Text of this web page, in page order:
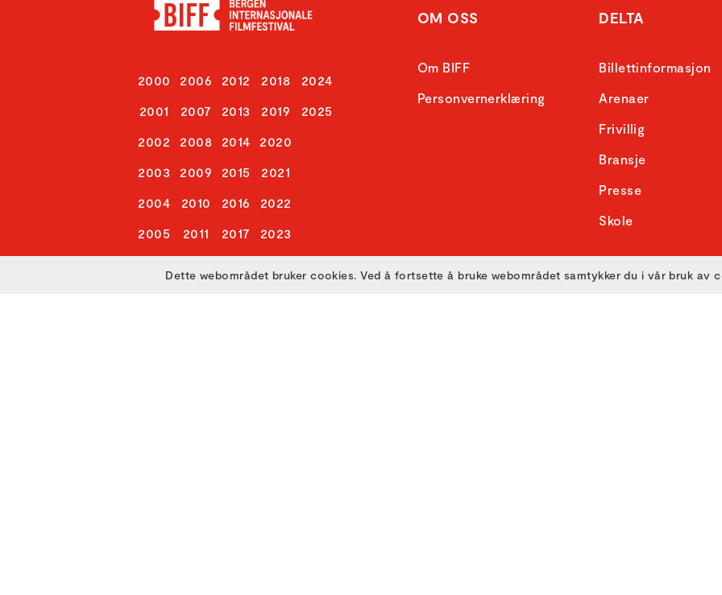
2000
2001
2002
2003
2004
2005
2006
2007
2008
2009
2010
2011
2012
2013
2014
2015
2016
2017
2018
2019
2020
2021
2022
2023
2024
2025
OM OSS
Om BIFF
Personvernerklæring
DELTA
Billettinformasjon
Arenaer
Frivillig
Bransje
Presse
Skole
Dette webområdet bruker cookies. Ved å fortsette å bruke webområdet samtykker du i vår bruk av